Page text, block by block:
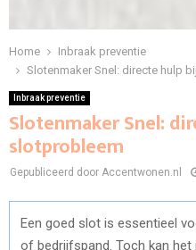
Home
Inbraak preventie
Slotenmaker Snel: directe hulp
Inbraak preventie
Slotenmaker Snel:
slotprobleem
Gepubliceerd door Accentwonen.nl
Een goed slot is essentieel
of bedrijfspand. Toch kan